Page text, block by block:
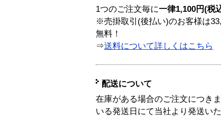
1つのご注文毎に一律1,100円(税
※売掛取引(後払い)のお客様は
無料！
⇒送料について詳しくはこちら
配送について
在庫がある場合のご注文につき
いる発送日にて当社より発送い